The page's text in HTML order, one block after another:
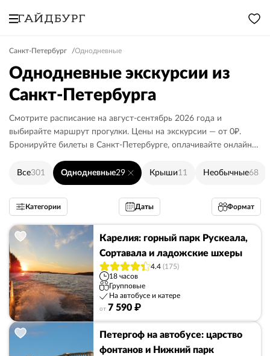
Санкт-Петербург Однодневные
Однодневные экскурсии из
Санкт-Петербурга
Смотрите расписание на август-сентябрь 2026 года и
выбирайте маршрут прогулки. Цены на экскурсии — от 0₽.
Бронируйте билеты в Санкт-Петербурге, оплачивайте онлайн
Все301 Однодневные29 Крыши11 Необычные68
Категории Даты Формат
Карелия: горный парк Рускеала,
Сортавала и ладожские шхеры
4.4 (175)
18 часов
Групповые
На автобусе и катере
от 7 590 ₽
Петергоф на автобусе: царство
фонтанов и Нижний парк